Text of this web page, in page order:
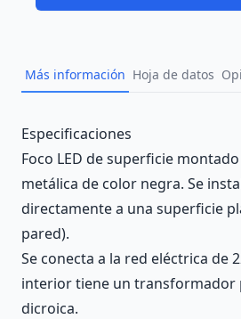
Más información Hoja de datos
Description
Especificaciones
Foco LED de superficie
metálica de color negra. Se
directamente a una superficie
pared).
Se conecta a la red eléctrica de
interior tiene un transformador
dicroica.